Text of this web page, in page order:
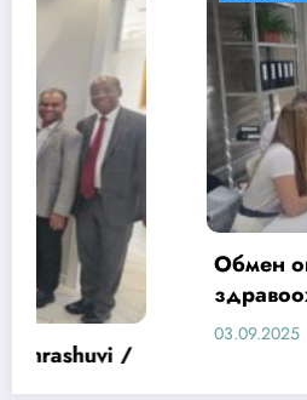
Обмен опытом в
здравоохранения